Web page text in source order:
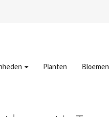
Planten